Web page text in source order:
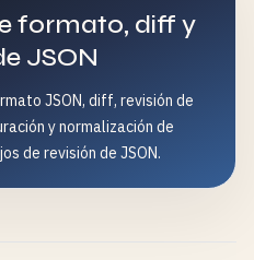
formato, diff y
JSON
JSON, diff, revisión de
y normalización de
de revisión de JSON.